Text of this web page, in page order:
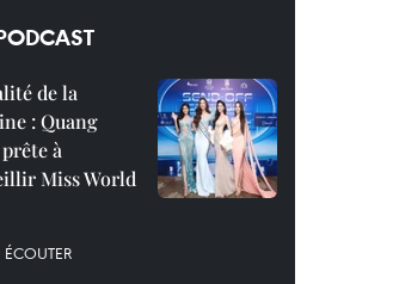
de la
: Quang
à
Miss World
ÉCOUTER